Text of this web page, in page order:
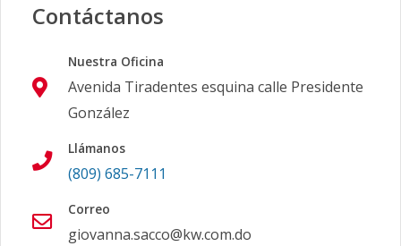
Contáctanos
Nuestra Oficina
Avenida Tiradentes esquina calle Presidente
González
Llámanos
(809) 685-7111
Correo
giovanna.sacco@kw.com.do